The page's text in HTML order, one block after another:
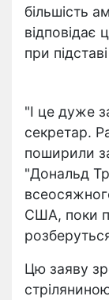
більшість
відповідає
при
"І це дуже
секретар.
поширили
"Дональд
США, поки
Цю заяву